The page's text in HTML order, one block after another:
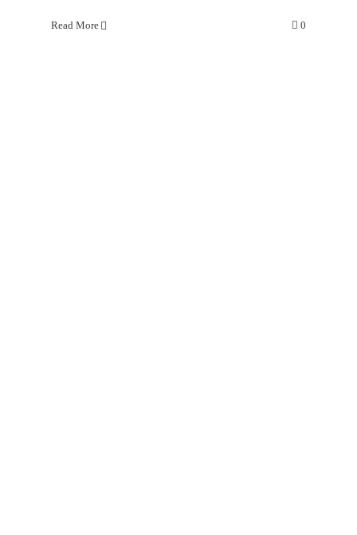
Read More 0